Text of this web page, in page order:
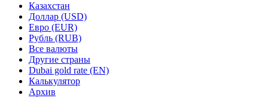
Казахстан
Доллар (USD)
Евро (EUR)
Рубль (RUB)
Все валюты
Другие страны
Dubai gold rate (EN)
Калькулятор
Архив